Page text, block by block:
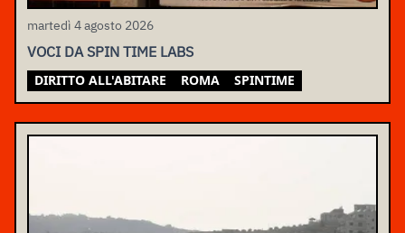
martedì 4 agosto 2026
VOCI DA SPIN TIME LABS
DIRITTO ALL'ABITARE ROMA SPINTIME